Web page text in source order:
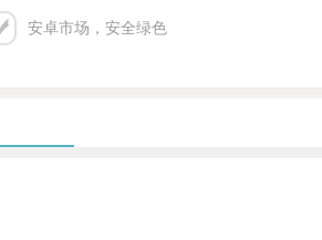
安卓市场，安全绿色